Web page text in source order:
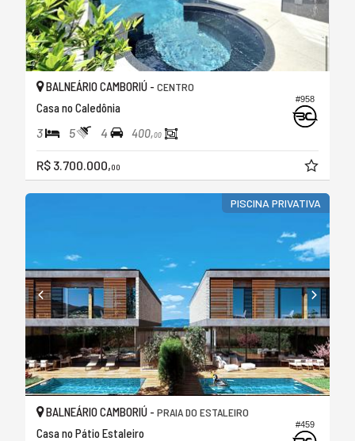
#958
BALNEÁRIO CAMBORIÚ - CENTRO
Casa no Caledônia
3 5 4 400,00
R$ 3.700.000,00
PISCINA PRIVATIVA
#459
BALNEÁRIO CAMBORIÚ - PRAIA DO ESTALEIRO
Casa no Pátio Estaleiro